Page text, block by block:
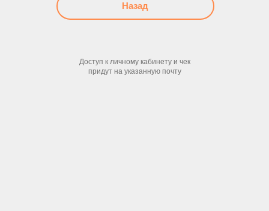
Доступ к личному кабинету и чек
придут на указанную почту
Назад